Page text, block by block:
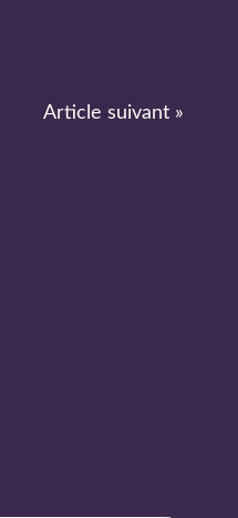
Article suivant »